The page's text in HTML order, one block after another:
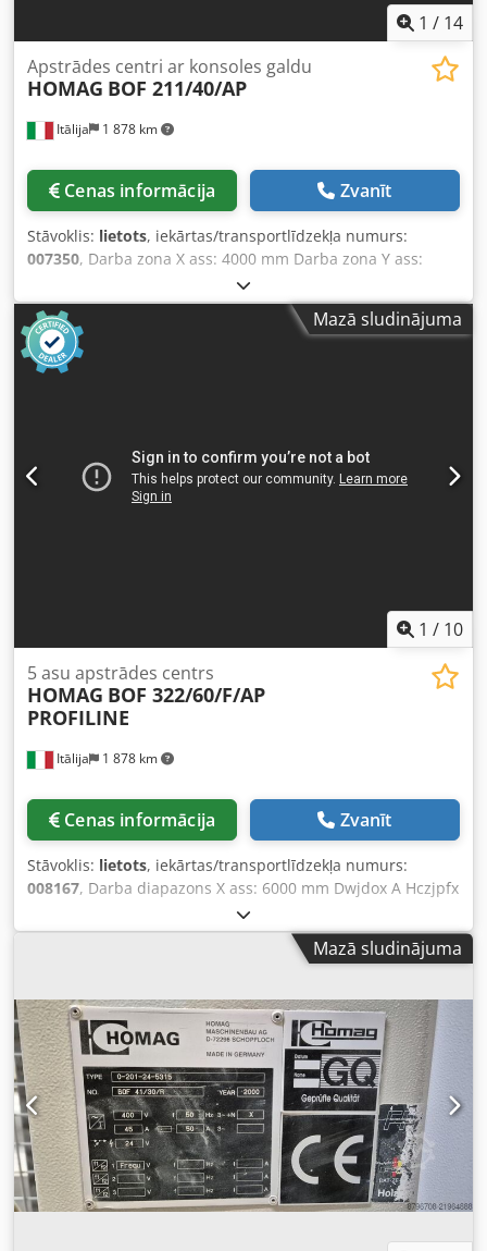
1 / 14
Itālija 1 878 km
Apstrādes centri ar konsoles galdu
HOMAG BOF 211/40/AP
Cenas informācija Zvanīt
Stāvoklis: lietots, iekārtas/transportlīdzekļa numurs:
007350, Darba zona X ass: 4000 mm Darba zona Y ass:
1400 mm Darba virsma: ar vakuuma konsolēm Galvenās
vārpstas jauda: 15 kW Kontrolējamo asu skaits: 4 asis
Urbšanas vārpstu skaits: 30 Dwedpfxsy Nkyte Ahqja
Instrumentu vietu skaits: 28
Mazā sludinājuma
1 / 10
Itālija 1 878 km
5 asu apstrādes centrs
HOMAG BOF 322/60/F/AP
PROFILINE
Cenas informācija Zvanīt
Stāvoklis: lietots, iekārtas/transportlīdzekļa numurs:
008167, Darba diapazons X ass: 6000 mm Dwjdox A Hczjpfx
Ahqea Darba diapazons Y ass: 1750 mm Darba virsma: ar
vakuuma konsoles atbalstiem Galvenā vārpstas jauda: 12
kW Kontrolēto asu skaits: 5 asis Urbjvārpstu skaits: 30
Mazā sludinājuma